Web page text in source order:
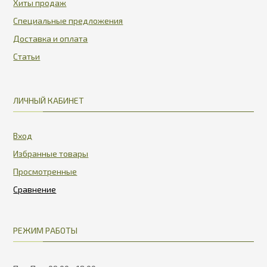
Хиты продаж
Специальные предложения
Доставка и оплата
Статьи
ЛИЧНЫЙ КАБИНЕТ
Вход
Избранные товары
Просмотренные
РЕЖИМ РАБОТЫ